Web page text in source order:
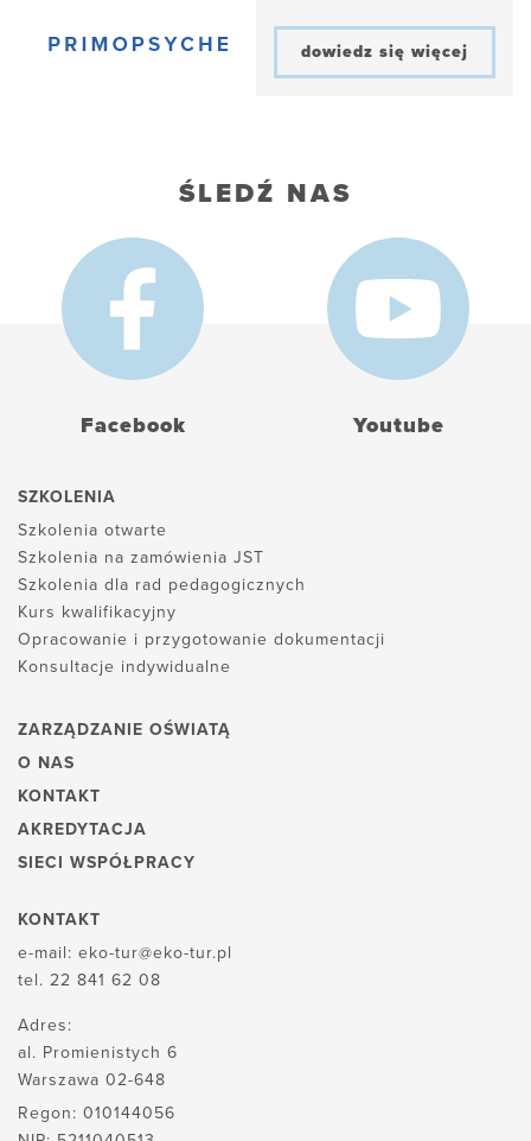
dowiedz się więcej
ŚLEDŹ NAS
Facebook Youtube
SZKOLENIA
Szkolenia otwarte
Szkolenia na zamówienia JST
Szkolenia dla rad pedagogicznych
Kurs kwalifikacyjny
Opracowanie i przygotowanie dokumentacji
Konsultacje indywidualne
ZARZĄDZANIE OŚWIATĄ
O NAS
KONTAKT
AKREDYTACJA
SIECI WSPÓŁPRACY
KONTAKT
e-mail: eko-tur@eko-tur.pl
tel. 22 841 62 08
Adres:
al. Promienistych 6
Warszawa 02-648
Regon: 010144056